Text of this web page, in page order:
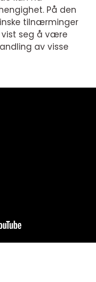
På den
tilnærminger
seg å være
av visse